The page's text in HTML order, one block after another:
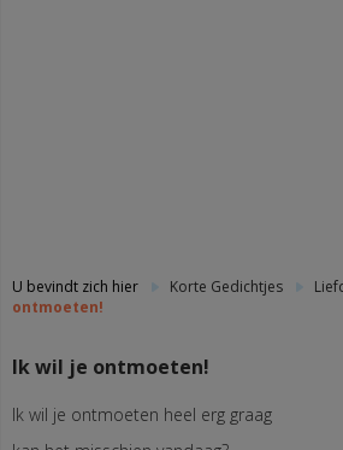
U bevindt zich hier Korte Gedichtjes
ontmoeten!
Ik wil je ontmoeten!
Ik wil je ontmoeten heel erg graag